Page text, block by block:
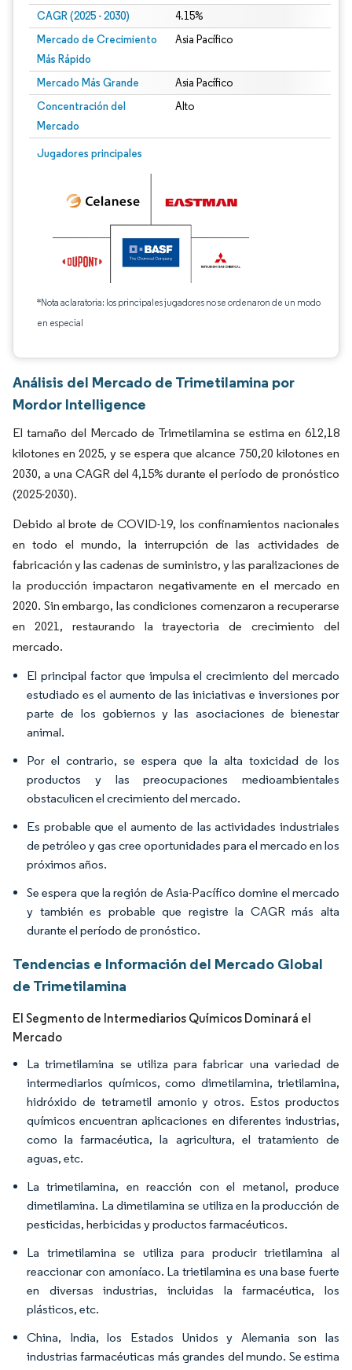
CAGR (2025 - 2030) 4.15%
Mercado de Crecimiento
Más Rápido
Asia Pacífico
Mercado Más Grande Asia Pacífico
Concentración del
Mercado
Alto
Jugadores principales
*Nota aclaratoria: los principales jugadores no se ordenaron de un modo
en especial
Análisis del Mercado de Trimetilamina por
Mordor Intelligence
El tamaño del Mercado de Trimetilamina se estima en 612,18
kilotones en 2025, y se espera que alcance 750,20 kilotones en
2030, a una CAGR del 4,15% durante el período de pronóstico
(2025-2030).
Debido al brote de COVID-19, los confinamientos nacionales
en todo el mundo, la interrupción de las actividades de
fabricación y las cadenas de suministro, y las paralizaciones de
la producción impactaron negativamente en el mercado en
2020. Sin embargo, las condiciones comenzaron a recuperarse
en 2021, restaurando la trayectoria de crecimiento del
mercado.
El principal factor que impulsa el crecimiento del mercado
estudiado es el aumento de las iniciativas e inversiones por
parte de los gobiernos y las asociaciones de bienestar
animal.
Por el contrario, se espera que la alta toxicidad de los
productos y las preocupaciones medioambientales
obstaculicen el crecimiento del mercado.
Es probable que el aumento de las actividades industriales
de petróleo y gas cree oportunidades para el mercado en los
próximos años.
Se espera que la región de Asia-Pacífico domine el mercado
y también es probable que registre la CAGR más alta
durante el período de pronóstico.
Tendencias e Información del Mercado Global
de Trimetilamina
El Segmento de Intermediarios Químicos Dominará el
Mercado
La trimetilamina se utiliza para fabricar una variedad de
intermediarios químicos, como dimetilamina, trietilamina,
hidróxido de tetrametil amonio y otros. Estos productos
químicos encuentran aplicaciones en diferentes industrias,
como la farmacéutica, la agricultura, el tratamiento de
aguas, etc.
La trimetilamina, en reacción con el metanol, produce
dimetilamina. La dimetilamina se utiliza en la producción de
pesticidas, herbicidas y productos farmacéuticos.
La trimetilamina se utiliza para producir trietilamina al
reaccionar con amoníaco. La trietilamina es una base fuerte
en diversas industrias, incluidas la farmacéutica, los
plásticos, etc.
China, India, los Estados Unidos y Alemania son las
industrias farmacéuticas más grandes del mundo. Se estima